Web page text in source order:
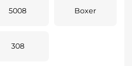
5008 Boxer
308